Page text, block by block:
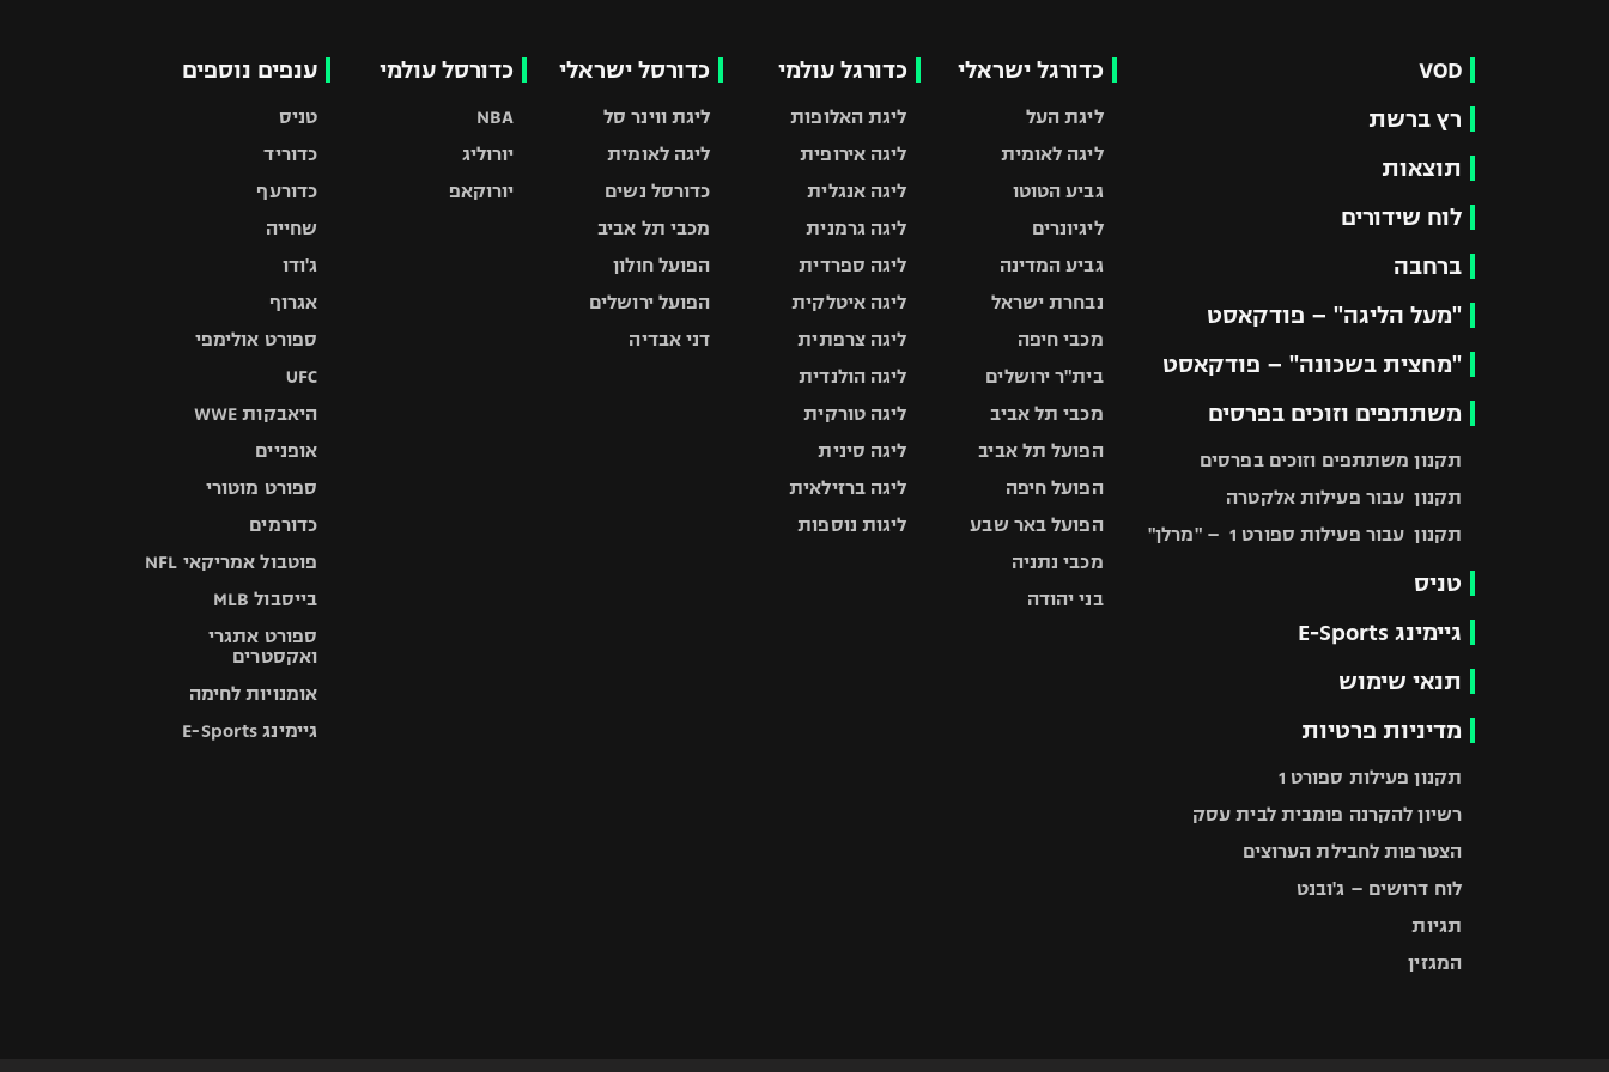
VOD
רץ ברשת
תוצאות
לוח שידורים
ברחבה
"מעל הליגה" – פודקאסט
"מחצית בשכונה" – פודקאסט
משתתפים וזוכים בפרסים
תקנון משתתפים וזוכים בפרסים
תקנון עבור פעילות אלקטרה
תקנון עבור פעילות ספורט 1 – "מרלן"
טניס
גיימינג E-Sports
תנאי שימוש
מדיניות פרטיות
תקנון פעילות ספורט 1
רשיון להקרנה פומבית לבית עסק
הצטרפות לחבילת הערוצים
לוח דרושים – ג'ובנט
תגיות
המגזין
כדורגל ישראלי
ליגת העל
ליגה לאומית
גביע הטוטו
ליגיונרים
גביע המדינה
נבחרת ישראל
מכבי חיפה
בית"ר ירושלים
מכבי תל אביב
הפועל תל אביב
הפועל חיפה
הפועל באר שבע
מכבי נתניה
בני יהודה
כדורגל עולמי
ליגת האלופות
ליגה אירופית
ליגה אנגלית
ליגה גרמנית
ליגה ספרדית
ליגה איטלקית
ליגה צרפתית
ליגה הולנדית
ליגה טורקית
ליגה סינית
ליגה ברזילאית
ליגות נוספות
כדורסל ישראלי
ליגת ווינר סל
ליגה לאומית
כדורסל נשים
מכבי תל אביב
הפועל חולון
הפועל ירושלים
דני אבדיה
כדורסל עולמי
NBA
יורוליג
יורוקאפ
ענפים נוספים
טניס
כדוריד
כדורעף
שחייה
ג'ודו
אגרוף
ספורט אולימפי
UFC
היאבקות WWE
אופניים
ספורט מוטורי
כדורמים
פוטבול אמריקאי NFL
בייסבול MLB
ספורט אתגרי
ואקסטרים
אומנויות לחימה
גיימינג E-Sports